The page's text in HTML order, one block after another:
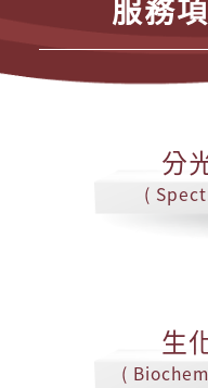
服務
分
(
生
(